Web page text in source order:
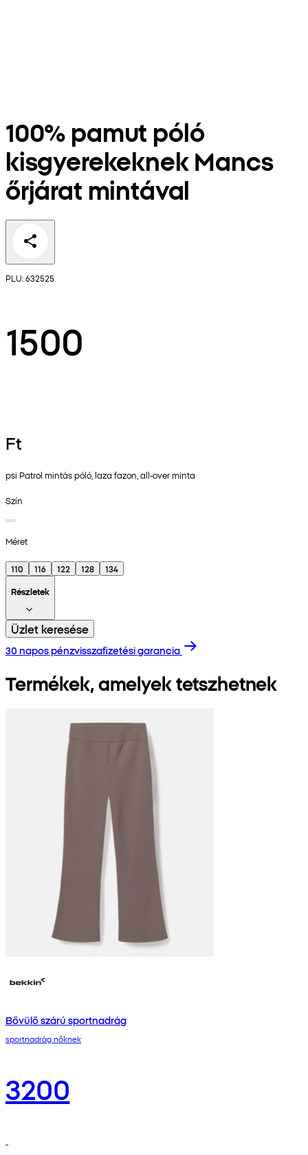
100% pamut póló
kisgyerekeknek Mancs
őrjárat mintával
PLU: 632525
1500
Ft
psi Patrol mintás póló, laza fazon, all-over minta
Szín
Méret
110 116 122 128
134
Részletek
Üzlet keresése
30 napos pénzvisszafizetési garancia
Termékek, amelyek tetszhetnek
Bővülő szárú sportnadrág
sportnadrág nőknek
3200